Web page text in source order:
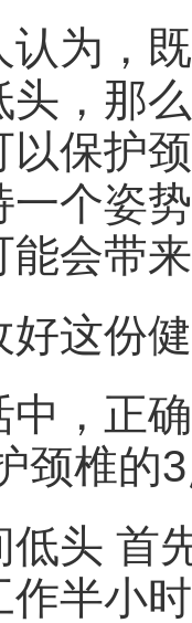
，既
，那
保护
一个姿
能会带
这份健
正确
颈椎的
首先
作半小